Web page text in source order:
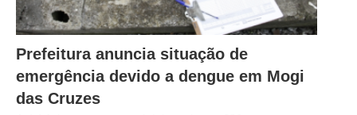
Prefeitura anuncia situação de
emergência devido a dengue em Mogi
das Cruzes